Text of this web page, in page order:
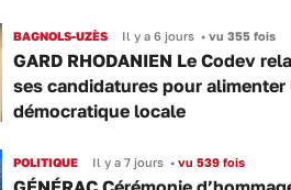
BAGNOLS-UZÈS Il y a 6 jours •vu 355 fois
GARD RHODANIEN Le Codev
ses candidatures pour alimenter
démocratique locale
POLITIQUE Il y a 7 jours •vu 539 fois